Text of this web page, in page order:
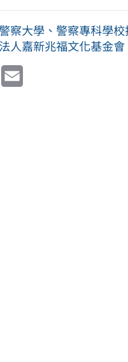
察大學、警察專科學
人嘉新兆福文化基金會
Gmail